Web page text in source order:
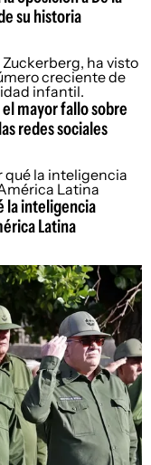
su historia
mayor fallo sobre
redes sociales
la inteligencia
Latina